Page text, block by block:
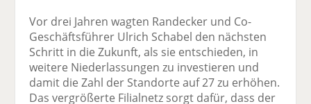
Vor drei Jahren wagten Randecker und Co-
Geschäftsführer Ulrich Schabel den nächsten
Schritt in die Zukunft, als sie entschieden, in
weitere Niederlassungen zu investieren und
damit die Zahl der Standorte auf 27 zu erhöhen.
Das vergrößerte Filialnetz sorgt dafür, dass der